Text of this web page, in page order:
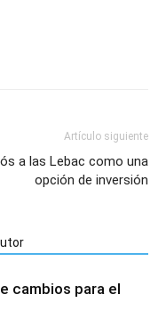
Artículo siguiente
a las Lebac como una
opción de inversión
cambios para el